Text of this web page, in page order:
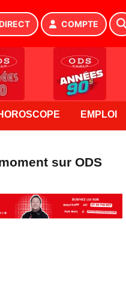
COMPTE
EMPLOI
sur ODS